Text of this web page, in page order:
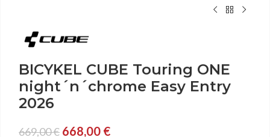
BICYKEL CUBE Touring ONE
night´n´chrome Easy Entry
2026
669,00€ 668,00 €